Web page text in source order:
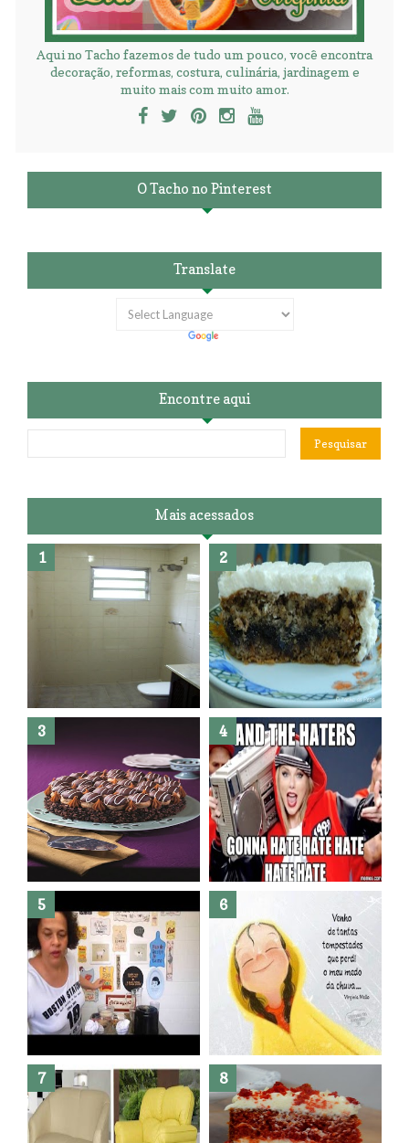
Aqui no Tacho fazemos de tudo um pouco, você encontra
decoração, reformas, costura, culinária, jardinagem e
muito mais com muito amor.
O Tacho no Pinterest
Translate
Encontre aqui
Mais acessados
Banheiro novo por menos de
R$300,00 ?? E sem quebra
quebra ??( Editado)
Posso congelar bolo ??
Dez bolos pra fazer antes de
morrer !
Haters, como surgiram?